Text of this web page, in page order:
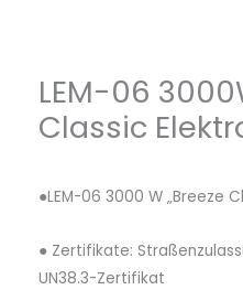
LEM-06
Classic
●LEM-06 3000 W „Breeze
● Zertifikate:
UN38.3-Zertifikat